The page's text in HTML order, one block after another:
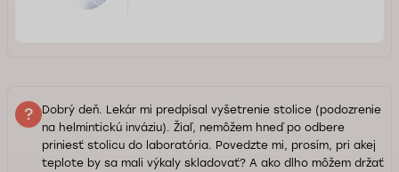
Dobrý deň. Lekár mi predpísal vyšetrenie stolice (podozrenie
na helmintickú inváziu). Žiaľ, nemôžem hneď po odbere
priniesť stolicu do laboratória. Povedzte mi, prosím, pri akej
teplote by sa mali výkaly skladovať? A ako dlho môžem držať